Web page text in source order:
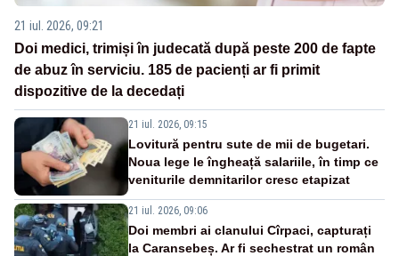
21 iul. 2026, 09:21
Doi medici, trimiși în judecată după peste 200 de fapte
de abuz în serviciu. 185 de pacienți ar fi primit
dispozitive de la decedați
21 iul. 2026, 09:15
Lovitură pentru sute de mii de bugetari.
Noua lege le îngheață salariile, în timp ce
veniturile demnitarilor cresc etapizat
21 iul. 2026, 09:06
Doi membri ai clanului Cîrpaci, capturați
la Caransebeș. Ar fi sechestrat un român